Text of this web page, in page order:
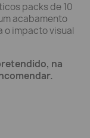
packs de 10
acabamento
o impacto visual
na